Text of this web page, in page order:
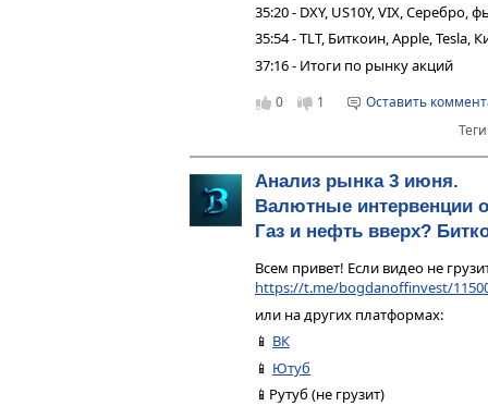
35:20 - DXY, US10Y, VIX,
35:54 - TLT, Биткоин, Apple, Tesla,
37:16 - Итоги по рынку акций
0 1
Оставить
Анализ рынка 3 июня.
Валютные интервенции
Газ и нефть вверх?
Всем привет! Если видео не
https://t.me/bogdanoffinvest/
или на других платформах:
📱 ВК
📱 Ютуб
📱Рутуб (не грузит)